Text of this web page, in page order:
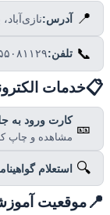
📍 آدرس:نازی‌آباد،
📞 تلفن:۰۲۱ -
خدمات
🎫 کارت ورود به
مشاهده و چاپ
🔍 استعلام گواهینامه
موقعیت